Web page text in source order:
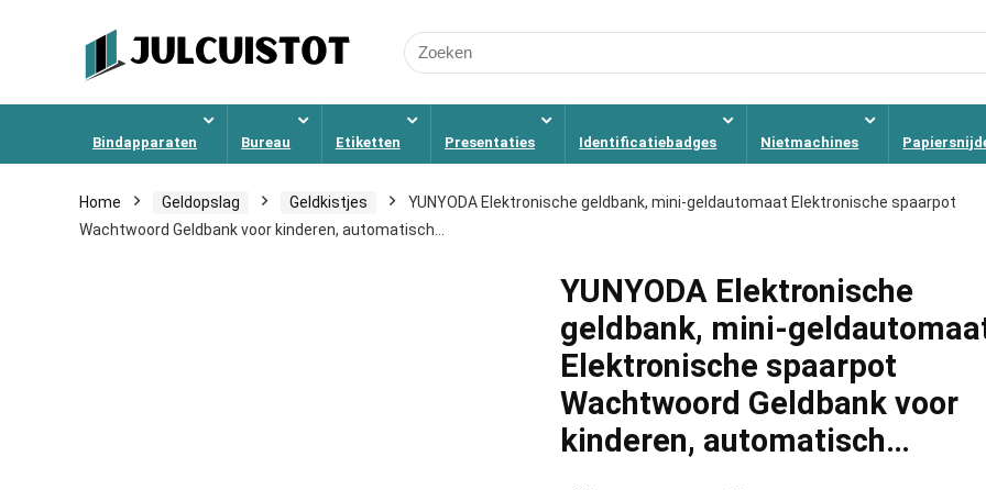
Search
for:
Bindapparaten Bureau Etiketten Presentaties Identificatiebadges Nietmachines
Home Geldopslag Geldkistjes
YUNYODA Elektronische geldbank, mini-geldautomaat Elektronische spaarpot
Wachtwoord Geldbank voor kinderen, automatisch…
YUNYODA Elektronische
geldbank, mini-
Elektronische spaarpot
Wachtwoord Geldbank voor
kinderen, automatisch…